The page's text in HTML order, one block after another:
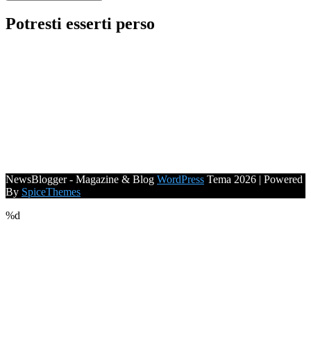
Potresti esserti perso
NewsBlogger - Magazine & Blog WordPress Tema 2026 | Powered
By SpiceThemes
%d